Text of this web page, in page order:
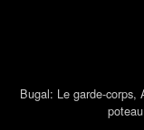
Bugal: Le garde-corps,
poteau